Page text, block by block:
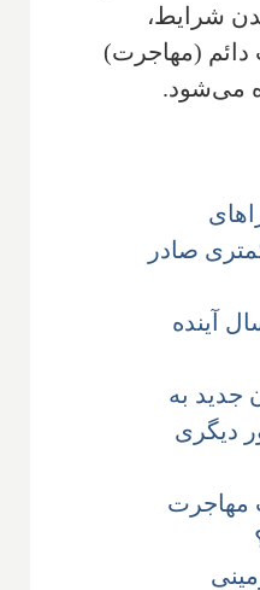
شرایط،
(مهاجرت)
می‌شود.
صادر
آینده
جدید به
دیگری
مهاجرت